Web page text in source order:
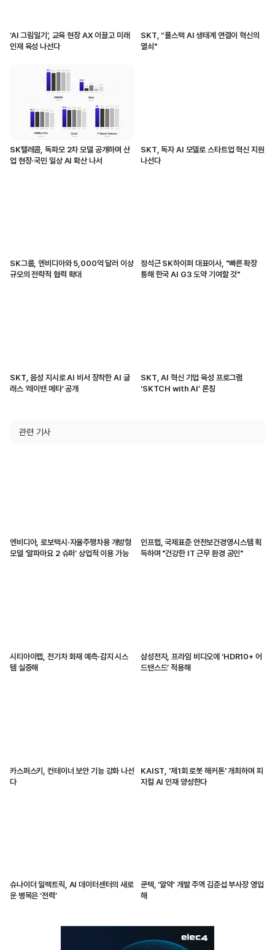
‘AI 그림일기’, 교육 현장 AX 이끌고 미래
인재 육성 나선다
SKT, “풀스택 AI 생태계 연결이 혁신의
열쇠"
SK텔레콤, 독파모 2차 모델 공개하며 산
업 현장·국민 일상 AI 확산 나서
SKT, 독자 AI 모델로 스타트업 혁신 지원
나선다
SK그룹, 엔비디아와 5,000억 달러 이상
규모의 전략적 협력 확대
정석근 SK하이퍼 대표이사, "빠른 확장
통해 한국 AI G3 도약 기여할 것"
SKT, 음성 지시로 AI 비서 장착한 AI 글
래스 ‘레이밴 메타’ 공개
SKT, AI 혁신 기업 육성 프로그램
‘SKTCH with AI’ 론칭
관련 기사
엔비디아, 로보택시·자율주행차용 개방형
모델 ‘알파마요 2 슈퍼’ 상업적 이용 가능
인프랩, 국제표준 안전보건경영시스템 획
득하며 "건강한 IT 근무 환경 공인"
시티아이랩, 전기차 화재 예측·감지 시스
템 실증해
삼성전자, 프라임 비디오에 ‘HDR10+ 어
드밴스드’ 적용해
카스퍼스키, 컨테이너 보안 기능 강화 나선
다
KAIST, '제1회 로봇 해커톤' 개최하며 피
지컬 AI 인재 양성한다
슈나이더 일렉트릭, AI 데이터센터의 새로
운 병목은 ‘전력’
쿤텍, ‘알약’ 개발 주역 김준섭 부사장 영입
해